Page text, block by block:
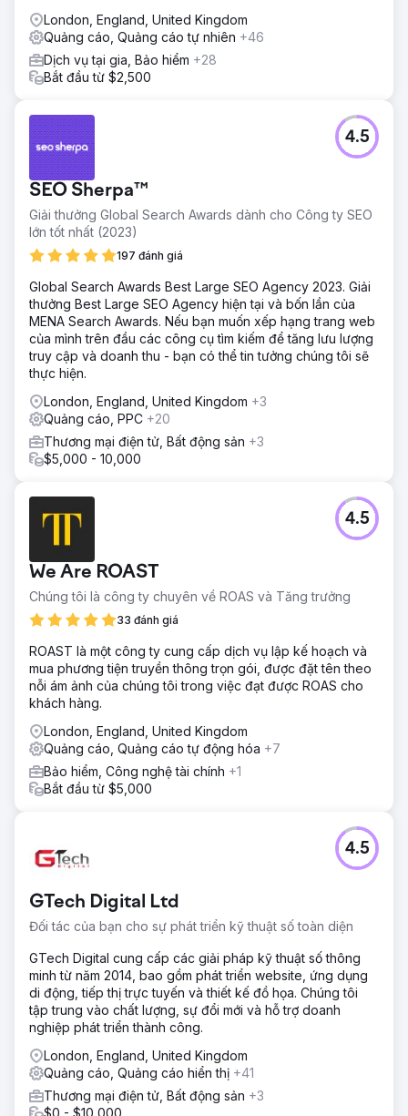
London, England, United Kingdom
Quảng cáo, Quảng cáo tự nhiên +46
Dịch vụ tại gia, Bảo hiểm +28
Bắt đầu từ $2,500
SEO Sherpa™
Giải thưởng Global Search Awards dành cho Công ty SEO
lớn tốt nhất (2023)
197 đánh giá
4.5
Global Search Awards Best Large SEO Agency 2023. Giải
thưởng Best Large SEO Agency hiện tại và bốn lần của
MENA Search Awards. Nếu bạn muốn xếp hạng trang web
của mình trên đầu các công cụ tìm kiếm để tăng lưu lượng
truy cập và doanh thu - bạn có thể tin tưởng chúng tôi sẽ
thực hiện.
London, England, United Kingdom +3
Quảng cáo, PPC +20
Thương mại điện tử, Bất động sản +3
$5,000 - 10,000
We Are ROAST
Chúng tôi là công ty chuyên về ROAS và Tăng trưởng
33 đánh giá
4.5
ROAST là một công ty cung cấp dịch vụ lập kế hoạch và
mua phương tiện truyền thông trọn gói, được đặt tên theo
nỗi ám ảnh của chúng tôi trong việc đạt được ROAS cho
khách hàng.
London, England, United Kingdom
Quảng cáo, Quảng cáo tự động hóa +7
Bảo hiểm, Công nghệ tài chính +1
Bắt đầu từ $5,000
GTech Digital Ltd
Đối tác của bạn cho sự phát triển kỹ thuật số toàn diện
4.5
GTech Digital cung cấp các giải pháp kỹ thuật số thông
minh từ năm 2014, bao gồm phát triển website, ứng dụng
di động, tiếp thị trực tuyến và thiết kế đồ họa. Chúng tôi
tập trung vào chất lượng, sự đổi mới và hỗ trợ doanh
nghiệp phát triển thành công.
London, England, United Kingdom
Quảng cáo, Quảng cáo hiển thị +41
Thương mại điện tử, Bất động sản +3
$0 - $10,000